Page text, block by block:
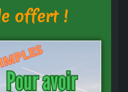
offert !